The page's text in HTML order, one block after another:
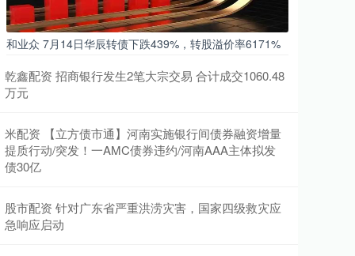
和业众 7月14日华辰转债下跌439%，转股溢价率6171%
乾鑫配资 招商银行发生2笔大宗交易 合计成交1060.48
万元
米配资 【立方债市通】河南实施银行间债券融资增量
提质行动/突发！一AMC债券违约/河南AAA主体拟发
债30亿
股市配资 针对广东省严重洪涝灾害，国家四级救灾应
急响应启动